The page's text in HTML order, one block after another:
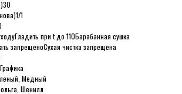
30
1/1
Гладить при t до 110Барабанная сушка
запрещеноСухая чистка запрещена
Медный
Шенилл